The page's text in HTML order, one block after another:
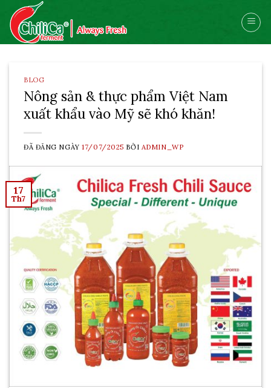
Skip
content
BLOG
Nông sản & thực phẩm Việt Nam
xuất khẩu vào Mỹ sẽ khó khăn!
ĐÃ ĐĂNG NGÀY17/07/2025 BỞI ADMIN_WP
17
Th7